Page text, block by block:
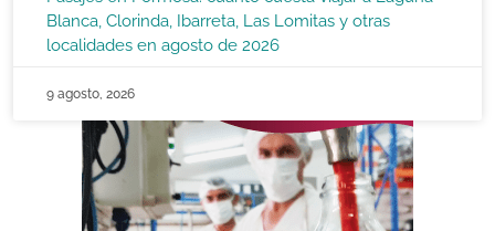
Blanca, Clorinda, Ibarreta, Las Lomitas y otras
localidades en agosto de 2026
9 agosto, 2026